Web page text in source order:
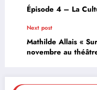
Épisode 4 – La
Next post
Mathilde Allais «
novembre au